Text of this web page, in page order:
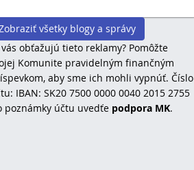
všetky blogy a správy
obťažujú tieto reklamy? Pomôžte
Komunite pravidelným finančným
aby sme ich mohli vypnúť. Číslo
IBAN: SK20 7500 0000 0040 2015 2755
poznámky účtu uvedťe podpora MK.